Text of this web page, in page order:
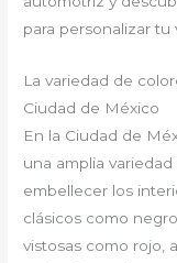
para personalizar tu
La variedad de
Ciudad de México
En la Ciudad de
una amplia
embellecer los
clásicos como
vistosas como rojo,